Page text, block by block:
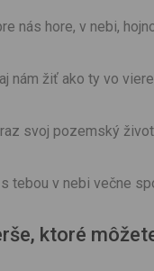
nás hore, v nebi,
nám žiť ako ty vo
svoj pozemský
tebou v nebi večne
ktoré